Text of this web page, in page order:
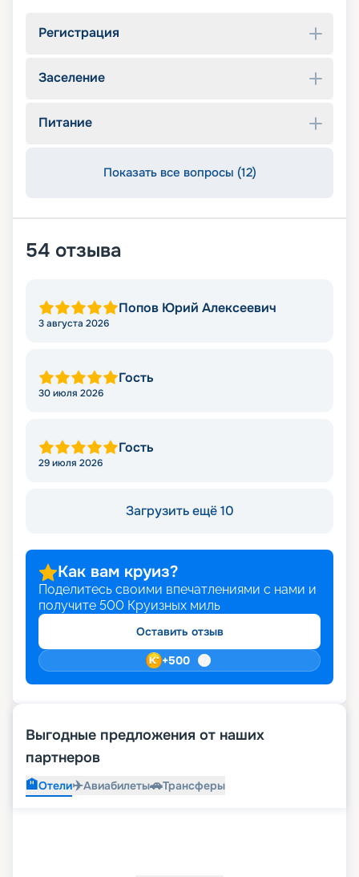
Регистрация
Заселение
Питание
Показать все вопросы (12)
54 отзыва
Попов Юрий Алексеевич
3 августа 2026
Гость
30 июля 2026
Гость
29 июля 2026
Загрузить ещё 10
Как вам круиз?
Поделитесь своими впечатлениями с нами и
получите 500 Круизных миль
Оставить отзыв
+500
Выгодные предложения от наших
партнеров
🏨Отели✈️Авиабилеты🚗Трансферы